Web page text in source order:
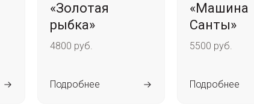
«Золотая
рыбка»
4800 руб.
Подробнее
«Машина
Санты»
5500 руб.
Подробнее